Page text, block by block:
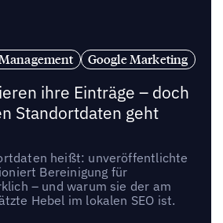
Google Marketing
ihre Einträge – doch
Standortdaten geht
heißt: unveröffentlichte
Bereinigung für
– und warum sie der am
Hebel im lokalen SEO ist.